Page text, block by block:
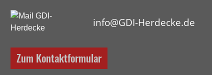
info@GDI-Herdecke.de
Zum Kontaktformular